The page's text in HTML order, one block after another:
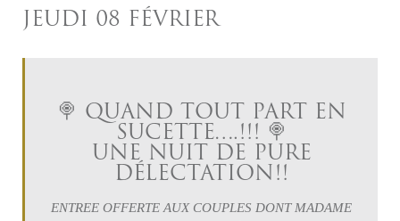
JEUDI 08 FÉVRIER
🍭 QUAND TOUT PART EN
SUCETTE….!!! 🍭
UNE NUIT DE PURE
DÉLECTATION!!
ENTREE OFFERTE AUX COUPLES DONT MADAME